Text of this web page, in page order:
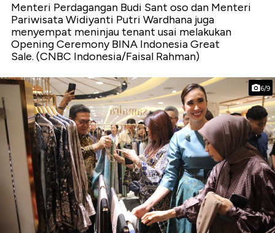
Menteri Perdagangan Budi Sant oso dan Menteri
Pariwisata Widiyanti Putri Wardhana juga
menyempat meninjau tenant usai melakukan
Opening Ceremony BINA Indonesia Great
Sale. (CNBC Indonesia/Faisal Rahman)
6/9